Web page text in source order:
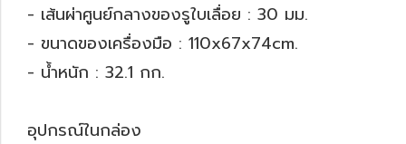
- เส้นผ่าศูนย์กลางของรูใบเลื่อย : 30 มม.
- ขนาดของเครื่องมือ : 110x67x74cm.
- น้ำหนัก : 32.1 กก.
อุปกรณ์ในกล่อง